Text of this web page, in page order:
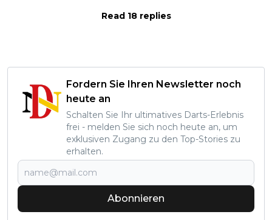
Read 18 replies
Fordern Sie Ihren Newsletter noch
heute an
Schalten Sie Ihr ultimatives Darts-Erlebnis
frei - melden Sie sich noch heute an, um
exklusiven Zugang zu den Top-Stories zu
erhalten.
Abonnieren